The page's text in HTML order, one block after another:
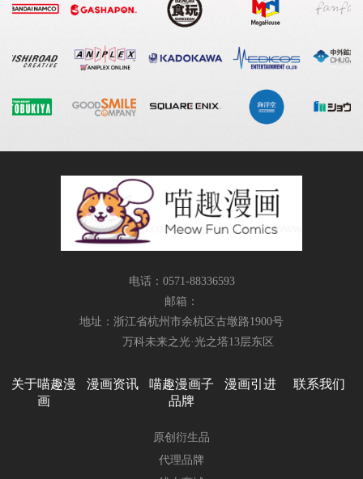
电话：0571-88336593
邮箱：
地址：浙江省杭州市余杭区古墩路1900号
万科未来之光·光之塔13层东区
关于喵趣漫
画
漫画资讯
喵趣漫画子
品牌
原创衍生品
代理品牌
漫画引进 联系我们